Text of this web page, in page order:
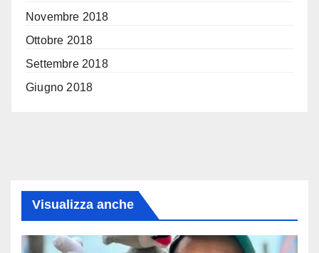
Novembre 2018
Ottobre 2018
Settembre 2018
Giugno 2018
Visualizza anche